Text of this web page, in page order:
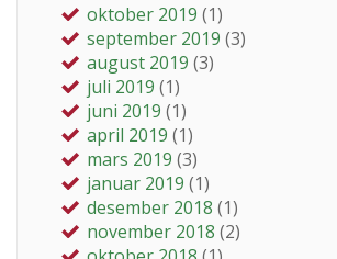
oktober 2019 (1)
september 2019 (3)
august 2019 (3)
juli 2019 (1)
juni 2019 (1)
april 2019 (1)
mars 2019 (3)
januar 2019 (1)
desember 2018 (1)
november 2018 (2)